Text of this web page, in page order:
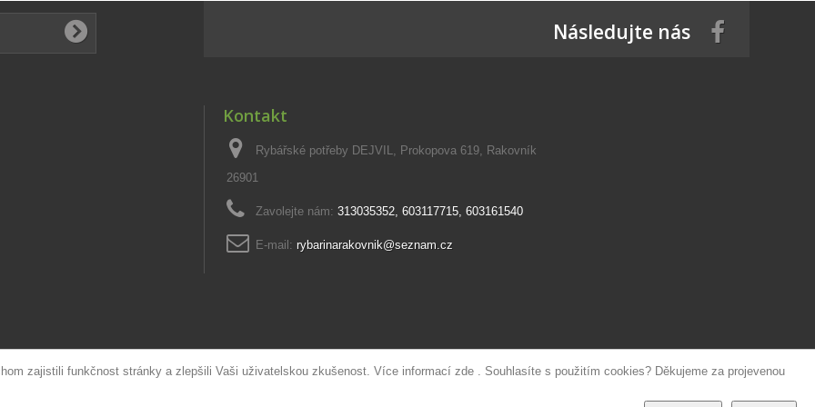
Následujte nás
Kontakt
Rybářské potřeby DEJVIL, Prokopova 619, Rakovník
26901
Zavolejte nám: 313035352, 603117715, 603161540
E-mail: rybarinarakovnik@seznam.cz
zajistili funkčnost stránky a zlepšili Vaši uživatelskou zkušenost. Více informací zde . Souhlasíte s použitím cookies? Děkujeme za projevenou